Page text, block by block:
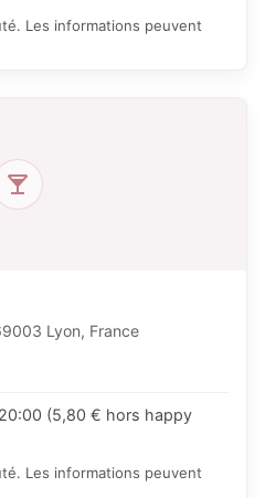
Les informations peuvent
Lyon, France
(5,80 € hors happy
Les informations peuvent